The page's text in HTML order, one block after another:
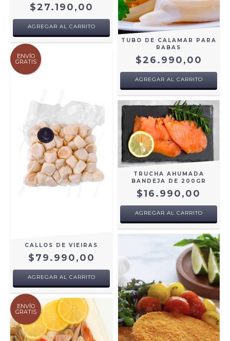
$27.190,00
AGREGAR AL CARRITO
TUBO DE CALAMAR PARA
RABAS
$26.990,00
AGREGAR AL CARRITO
ENVÍO
GRATIS
CALLOS DE VIEIRAS
$79.990,00
AGREGAR AL CARRITO
TRUCHA AHUMADA
BANDEJA DE 200GR
$16.990,00
AGREGAR AL CARRITO
ENVÍO
GRATIS